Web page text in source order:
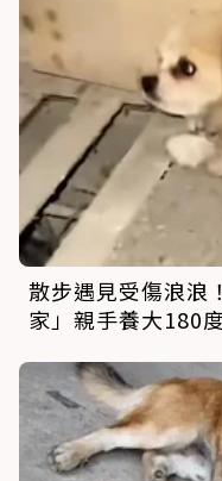
散步遇見受傷浪浪
家」親手養大180